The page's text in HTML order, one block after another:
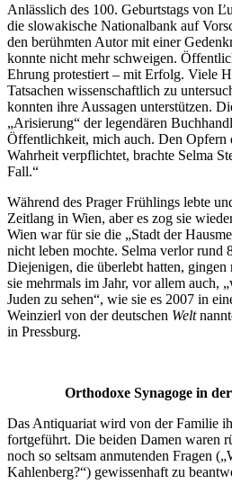
Anlässlich des 100. Geburtstags von
die slowakische Nationalbank auf
den berühmten Autor mit einer
konnte nicht mehr schweigen.
Ehrung protestiert – mit Erfolg. Viele
Tatsachen wissenschaftlich zu
konnten ihre Aussagen unterstützen.
„Arisierung“ der legendären
Öffentlichkeit, mich auch. Den Opfern
Wahrheit verpflichtet, brachte Selma
Fall.“
Während des Prager Frühlings lebte
Zeitlang in Wien, aber es zog sie
Wien war für sie die „Stadt der
nicht leben mochte. Selma verlor rund
Diejenigen, die überlebt hatten, gingen
sie mehrmals im Jahr, vor allem auch,
Juden zu sehen“, wie sie es 2007 in
Weinzierl von der deutschen Welt
in Pressburg.
Orthodoxe Synagoge in
Das Antiquariat wird von der Familie
fortgeführt. Die beiden Damen waren
noch so seltsam anmutenden Fragen
Kahlenberg?“) gewissenhaft zu